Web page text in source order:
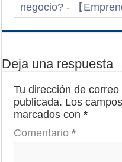
negocio? - 【
Deja una respuesta
Tu dirección de
publicada. Los
marcados con*
Comentario*